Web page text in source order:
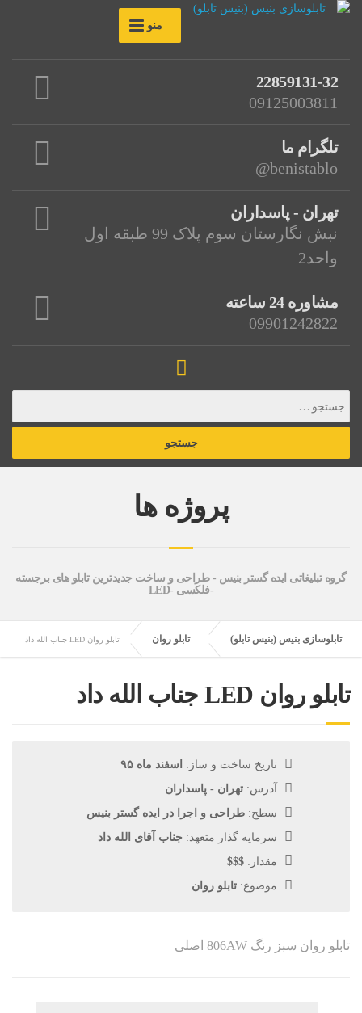
منو
22859131-32
09125003811
تلگرام ما
benistablo@
تهران - پاسداران
نبش نگارستان سوم پلاک 99 طبقه اول
واحد2
مشاوره 24 ساعته
09901242822
پروژه ها
گروه تبلیغاتی ایده گستر بنیس - طراحی و ساخت جدیدترین تابلو های برجسته
-فلکسی -LED
تابلوسازی بنیس (بنیس تابلو) تابلو روان تابلو روان LED جناب الله داد
تابلو روان LED جناب الله داد
تاریخ ساخت و ساز:
اسفند ماه ۹۵
آدرس: تهران - پاسداران
سطح: طراحی و اجرا در ایده گستر بنیس
سرمایه گذار متعهد: جناب آقای الله داد
مقدار: $$$
موضوع: تابلو روان
تابلو روان سبز رنگ 806AW اصلی